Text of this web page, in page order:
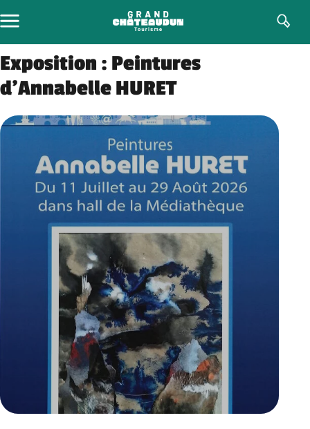
au
contenu
Exposition : Peintures
d’Annabelle HURET